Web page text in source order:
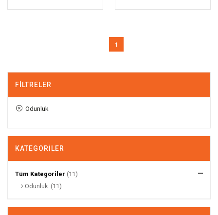
1
FILTRELER
Odunluk
KATEGORILER
Tüm Kategoriler (11)
Odunluk (11)